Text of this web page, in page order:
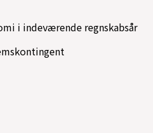
i indeværende regnskabsår